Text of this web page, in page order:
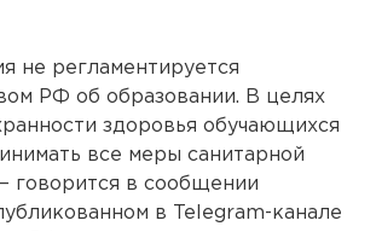
не регламентируется
РФ об образовании. В целях
здоровья обучающихся
все меры санитарной
говорится в сообщении
в Telegram-канале